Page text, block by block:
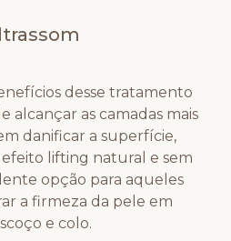
desse tratamento
alcançar as camadas mais
danificar a superfície,
lifting natural e sem
opção para aqueles
a firmeza da pele em
e colo.